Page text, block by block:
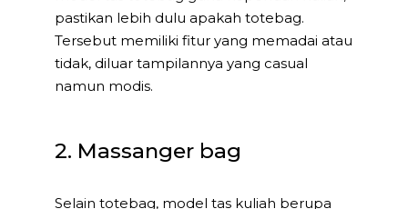
pastikan lebih dulu apakah totebag.
Tersebut memiliki fitur yang memadai atau
tidak, diluar tampilannya yang casual
namun modis.
2. Massanger bag
Selain totebag, model tas kuliah berupa